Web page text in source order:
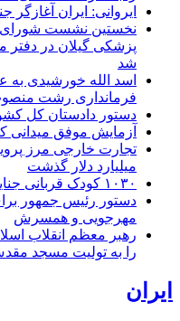
ایروانی: ایران
نخستین نشست شورای
پزشکی گیلان در دفتر
شد
اسد الله خورشیدی
فرمانداری رشت
دستور دادستان کل
آزمایش موفق میدانی
تجارت خارجی مرز
میلیارد دلار گذشت
۱۰۳۰ کودک قربانی جنایت صهیونیست‌ها
دستور رئیس جمهور
مهرجویی و همسرش
رهبر معظم انقلاب
را به تولیت مسجد
ایران